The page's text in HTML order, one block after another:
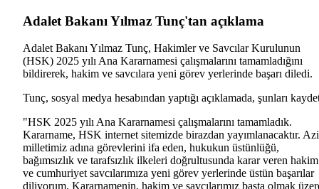
Adalet Bakanı Yılmaz Tunç'tan açıklama
Adalet Bakanı Yılmaz Tunç, Hakimler ve Savcılar Kurulunun
(HSK) 2025 yılı Ana Kararnamesi çalışmalarını tamamladığını
bildirerek, hakim ve savcılara yeni görev yerlerinde başarı diledi.
Tunç, sosyal medya hesabından yaptığı açıklamada, şunları
"HSK 2025 yılı Ana Kararnamesi çalışmalarını tamamladık.
Kararname, HSK internet sitemizde birazdan yayımlanacaktır.
milletimiz adına görevlerini ifa eden, hukukun üstünlüğü,
bağımsızlık ve tarafsızlık ilkeleri doğrultusunda karar veren hakim
ve cumhuriyet savcılarımıza yeni görev yerlerinde üstün başarılar
diliyorum. Kararnamenin, hakim ve savcılarımız başta olmak